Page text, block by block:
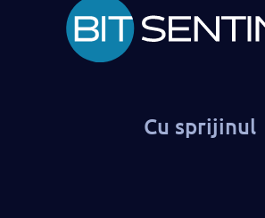
Cu sprijinul